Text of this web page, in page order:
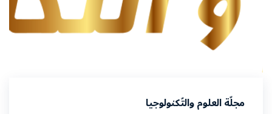
مجلّة العلوم والتّكنولوجيا